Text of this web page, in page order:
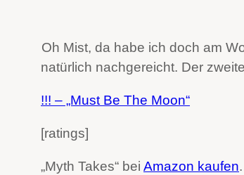
Oh Mist, da habe ich doch am
natürlich nachgereicht. Der
!!! – „Must Be The Moon“
[ratings]
„Myth Takes“ bei Amazon kaufen.